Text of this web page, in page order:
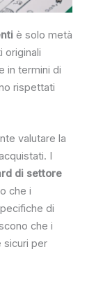
è solo metà
originali
in termini di
rispettati
valutare la
I
di settore
che i
di
che i
sicuri per